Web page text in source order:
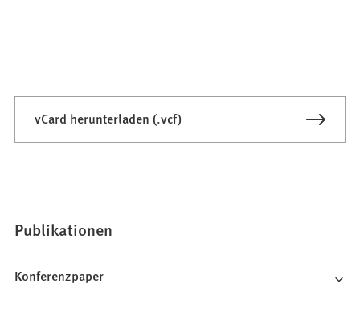
vCard herunterladen (.vcf)
Publikationen
Konferenzpaper